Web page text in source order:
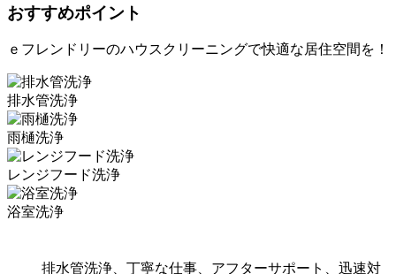
おすすめポイント
ｅフレンドリーのハウスクリーニングで快適な居住空間を！
排水管洗浄
雨樋洗浄
レンジフード洗浄
浴室洗浄
排水管洗浄、丁寧な仕事、アフターサポート、迅速対